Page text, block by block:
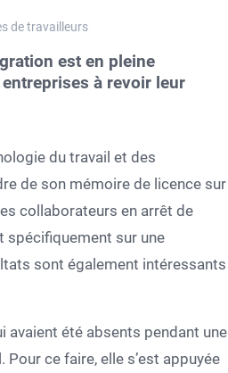
de travailleurs
est en pleine
à revoir leur
du travail et des
de son mémoire de licence sur
collaborateurs en arrêt de
spécifiquement sur une
sont également intéressants
avaient été absents pendant une
ce faire, elle s’est appuyée